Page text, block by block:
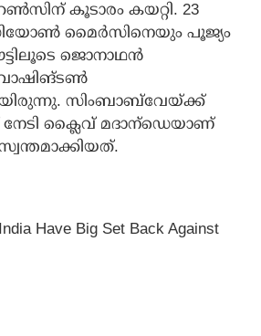
കൂടാരം കയറ്റി. 23
മൈര്‍സിനെയും പൂജ്യം
ജൊനാഥന്‍
വാഷിങ്ടണ്‍
സിംബാബ്‌വേയ്ക്ക്
നേടി ക്ലൈവ് മദാന്‌ഡെയാണ്
Have Big Set Back Against